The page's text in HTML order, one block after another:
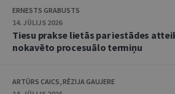
ERNESTS GRABUSTS
14. JŪLIJS 2026
Tiesu prakse lietās par iestādes
nokavēto procesuālo termiņu
ARTŪRS CAICS, RĒZIJA GAUJERE